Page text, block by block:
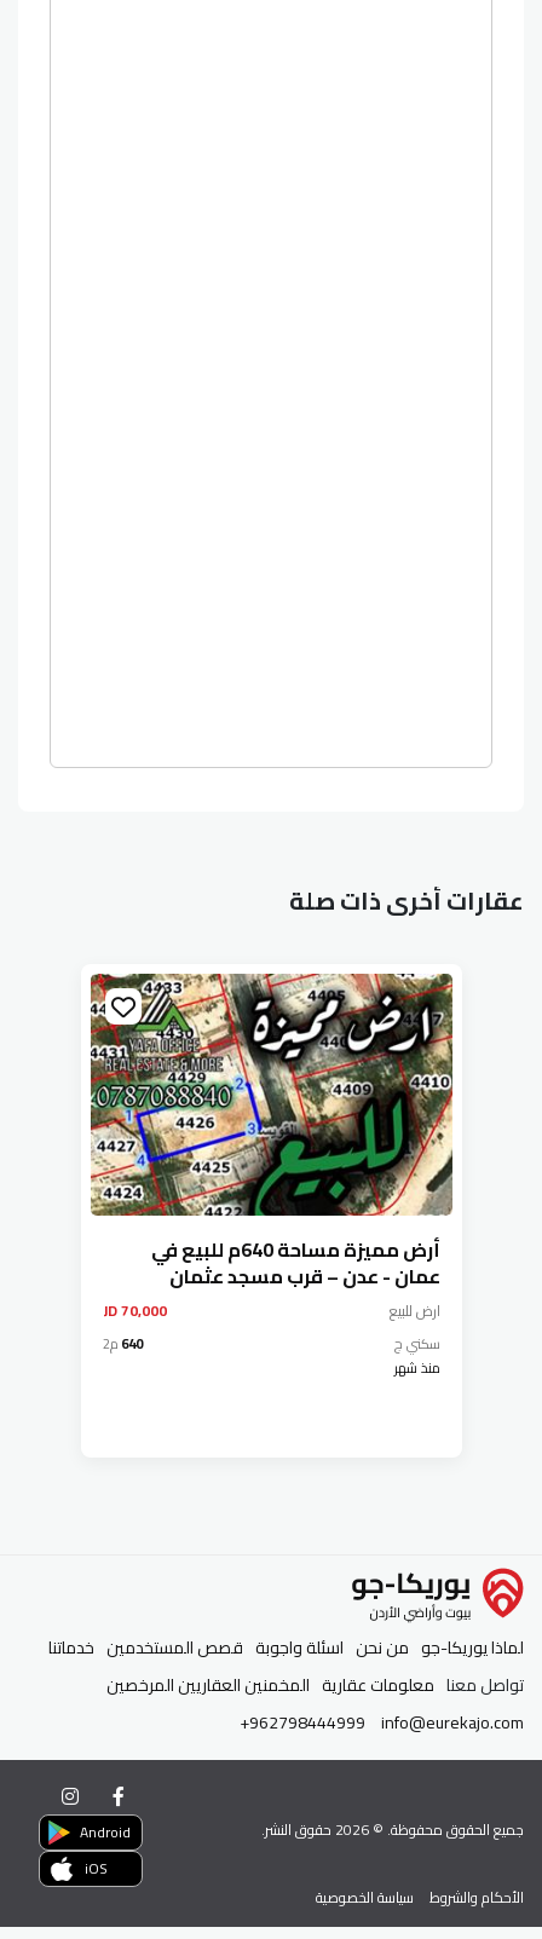
عقارات أخرى ذات صلة
أرض مميزة مساحة 640م للبيع في
عمان - عدن – قرب مسجد عثمان
ارضللبيع 70,000 JD
سكني ج 640م2
منذ شهر
لماذا يوريكا-جو من نحن اسئلة واجوبة قصص المستخدمين خدماتنا
تواصل معنا معلومات عقارية المخمنين العقاريين المرخصين
info@eurekajo.com
+962798444999
جميع الحقوق محفوظة. ©2026 حقوق النشر.
Android
iOS
الأحكام والشروط
سياسة الخصوصية